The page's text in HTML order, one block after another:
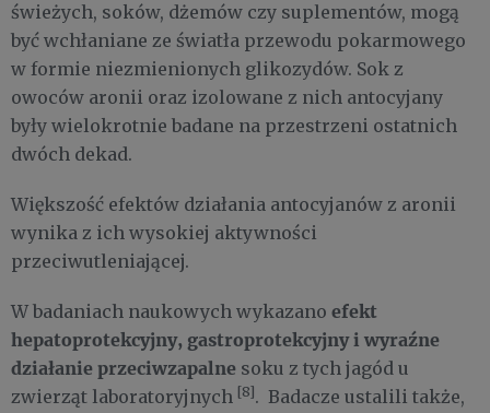
świeżych, soków, dżemów czy suplementów, mogą
być wchłaniane ze światła przewodu pokarmowego
w formie niezmienionych glikozydów. Sok z
owoców aronii oraz izolowane z nich antocyjany
były wielokrotnie badane na przestrzeni ostatnich
dwóch dekad.
Większość efektów działania antocyjanów z aronii
wynika z ich wysokiej aktywności
przeciwutleniającej.
W badaniach naukowych wykazano efekt
hepatoprotekcyjny, gastroprotekcyjny i wyraźne
działanie przeciwzapalne soku z tych jagód u
zwierząt laboratoryjnych [8] . Badacze ustalili także,